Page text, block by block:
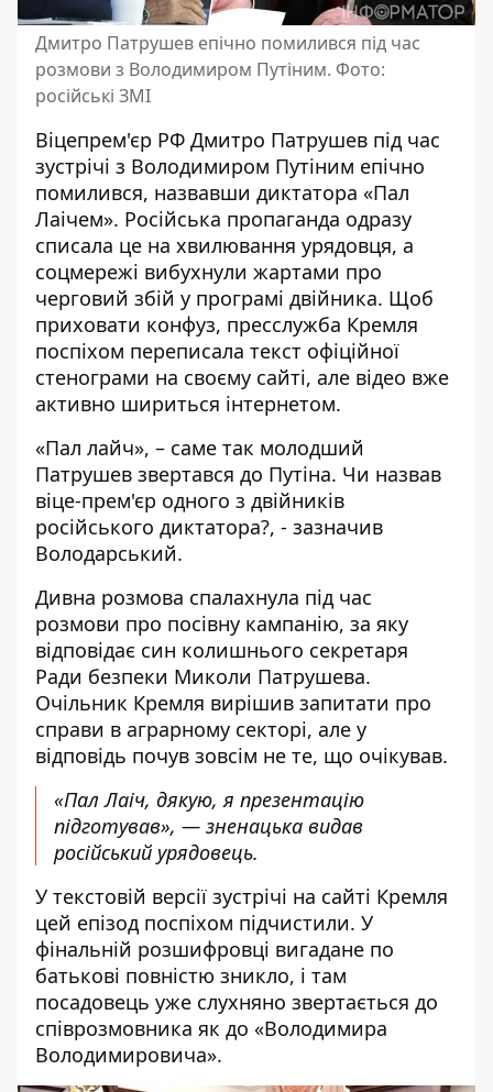
Дмитро Патрушев епічно помилився під час
розмови з Володимиром Путіним. Фото:
російські ЗМІ
Віцепрем'єр РФ Дмитро Патрушев під час
зустрічі з Володимиром Путіним епічно
помилився, назвавши диктатора «Пал
Лаічем». Російська пропаганда одразу
списала це на хвилювання урядовця, а
соцмережі вибухнули жартами про
черговий збій у програмі двійника. Щоб
приховати конфуз, пресслужба Кремля
поспіхом переписала текст офіційної
стенограми на своєму сайті, але відео вже
активно шириться інтернетом.
«Пал лайч», – саме так молодший
Патрушев звертався до Путіна. Чи назвав
віце-прем'єр одного з двійників
російського диктатора?, - зазначив
Володарський.
Дивна розмова спалахнула під час
розмови про посівну кампанію, за яку
відповідає син колишнього секретаря
Ради безпеки Миколи Патрушева.
Очільник Кремля вирішив запитати про
справи в аграрному секторі, але у
відповідь почув зовсім не те, що очікував.
«Пал Лаіч, дякую, я презентацію
підготував», — зненацька видав
російський урядовець.
У текстовій версії зустрічі на сайті Кремля
цей епізод поспіхом підчистили. У
фінальній розшифровці вигадане по
батькові повністю зникло, і там
посадовець уже слухняно звертається до
співрозмовника як до «Володимира
Володимировича».